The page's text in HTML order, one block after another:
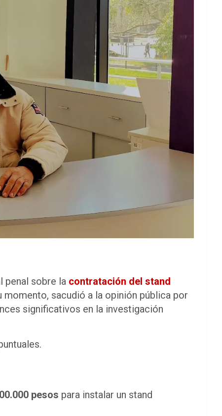
penal sobre la contratación del stand
momento, sacudió a la opinión pública por
significativos en la investigación
pesos para instalar un stand